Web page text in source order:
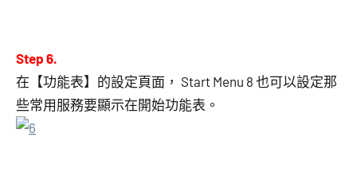
Step 6.
在【功能表】的設定頁面， Start Menu 8 也可以設定那
些常用服務要顯示在開始功能表。